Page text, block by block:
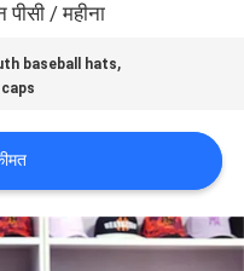
/ महीना
baseball hats,